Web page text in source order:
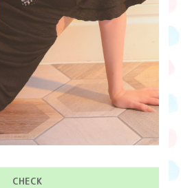
CHECK